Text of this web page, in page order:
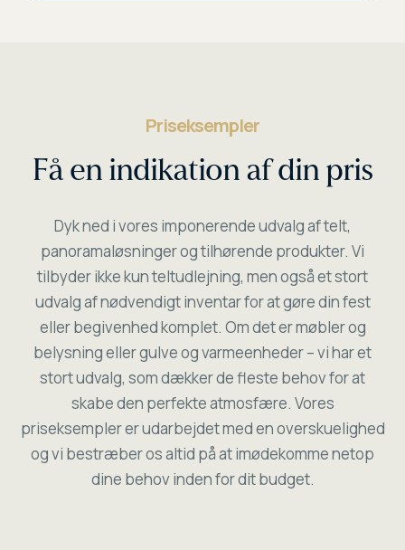
Priseksempler
Få en indikation af din pris
Dyk ned i vores imponerende udvalg af telt,
panoramaløsninger og tilhørende produkter. Vi
tilbyder ikke kun teltudlejning, men også et stort
udvalg af nødvendigt inventar for at gøre din fest
eller begivenhed komplet. Om det er møbler og
belysning eller gulve og varmeenheder – vi har et
stort udvalg, som dækker de fleste behov for at
skabe den perfekte atmosfære. Vores
priseksempler er udarbejdet med en overskuelighed
og vi bestræber os altid på at imødekomme netop
dine behov inden for dit budget.